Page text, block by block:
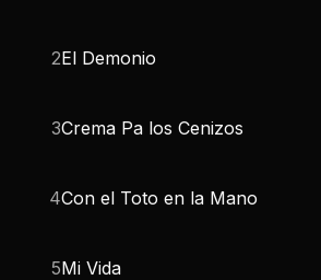
2El Demonio
3Crema Pa los Cenizos
4Con el Toto en la Mano
5Mi Vida